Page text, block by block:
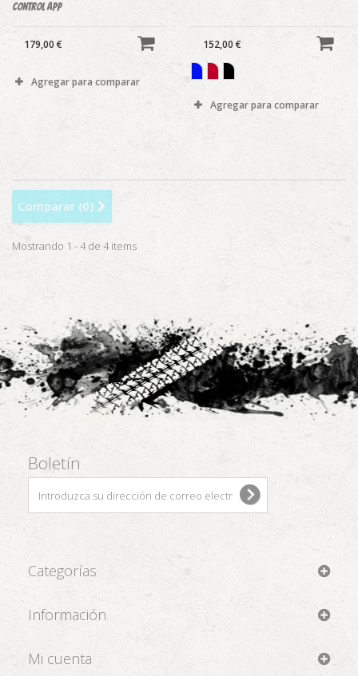
control APP
179,00 €
Agregar para comparar
152,00 €
Agregar para comparar
Comparar (0)
Mostrando 1 - 4 de 4 items
Boletín
Categorías
Información
Mi cuenta